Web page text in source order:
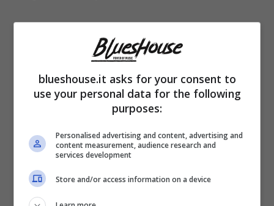
Angelina, figlia del famoso cantante Pino
blueshouse.it asks for your consent to
use your personal data for the following
purposes:
Personalised advertising and content, advertising and
content measurement, audience research and
services development
Store and/or access information on a device